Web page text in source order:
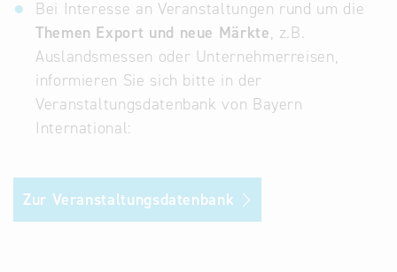
Kontakt
Anfahrt
Treffen Sie uns am
Infostand
Bei Interesse an Veranstaltungen rund um die
Themen Export und neue Märkte, z.B.
Auslandsmessen oder Unternehmerreisen,
informieren Sie sich bitte in der
Veranstaltungsdatenbank von Bayern
International:
Zur Veranstaltungsdatenbank